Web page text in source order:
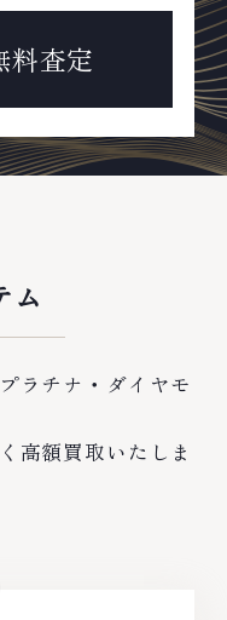
査定
ム
ラチナ・ダイヤモ
高額買取いたしま